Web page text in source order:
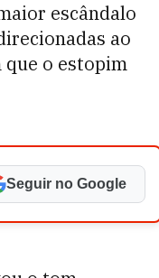
escândalo
ao
que o estopim
Seguir no Google